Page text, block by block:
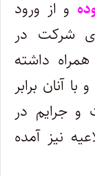
و از ورود
شرکت در
داشته
آنان برابر
و جرایم در
نیز آمده